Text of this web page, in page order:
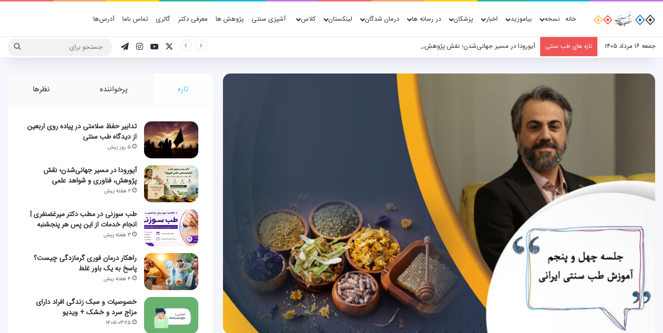
خانه نسخه بیاموزید اخبار پزشکان در رسانه ها درمان شدگان لینکستان کلاس آشپزی سنتی پژوهش ها معرفی دکتر گالری تماس باما آدرس‌ها
جمعه ۱۶ مرداد ۱۴۰۵ تازه های طب سنتی آیورودا در مسیر جهانی‌شدن؛ نقش پژوهش، فناوری و شواهد علمی یوتیوباینستاگرام
تلگرام
تازه پرخواننده نظرها
تدابیر حفظ سلامتی در پیاده روی اربعین
از دیدگاه طب سنتی
۵ روز پیش
آیورودا در مسیر جهانی‌شدن؛ نقش
پژوهش، فناوری و شواهد علمی
۲ هفته پیش
طب سوزنی در مطب دکتر میرغضنفری |
انجام خدمات از این پس هر پنجشنبه
۳ هفته پیش
راهکار درمان فوری گرمازدگی چیست؟
پاسخ به یک باور غلط
۴ هفته پیش
خصوصیات و سبک زندگی افراد دارای
مزاج سرد و خشک + ویدیو
۱۴۰۵-۰۳-۲۵